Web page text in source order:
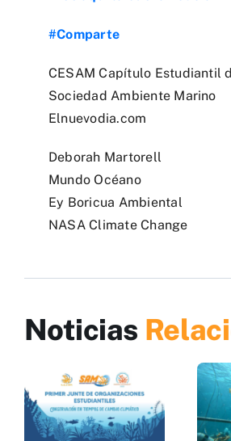
#Comparte
CESAM Capítulo Estudiantil
Sociedad Ambiente Marino
Elnuevodia.com
Deborah Martorell
Mundo Océano
Ey Boricua Ambiental
NASA Climate Change
Noticias